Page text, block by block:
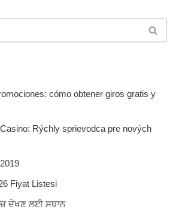
cómo obtener giros gratis y
Rýchly sprievodca pre nových
Fiyat Listesi
ਦੇਖਣ ਲਈ ਸਥਾਨ